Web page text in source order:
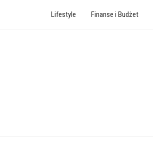
Lifestyle Finanse i Budżet